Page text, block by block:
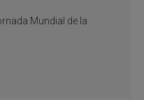
Mundial de la